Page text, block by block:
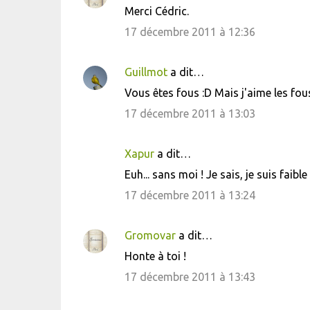
e
Merci Cédric.
17 décembre 2011 à 12:36
Guillmota dit…
Vous êtes fous :D Mais j'aime les
17 décembre 2011 à 13:03
Xapura dit…
Euh... sans moi ! Je sais, je suis faible
17 décembre 2011 à 13:24
Gromovara dit…
Honte à toi !
17 décembre 2011 à 13:43